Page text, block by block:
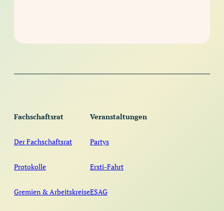
Fachschaftsrat
Der Fachschaftsrat
Protokolle
Gremien & Arbeitskreise
Veranstaltungen
Partys
Ersti-Fahrt
ESAG